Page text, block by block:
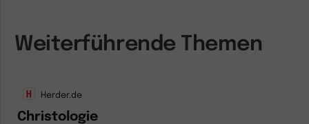
Weiterführende Themen
Herder.de
Christologie